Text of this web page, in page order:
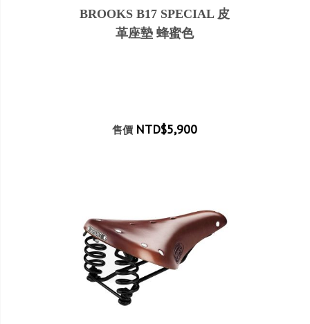
BROOKS B17 SPECIAL 皮
革座墊 蜂蜜色
售價 NTD$5,900